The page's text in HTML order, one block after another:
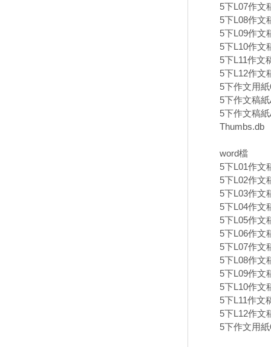
5下L07作文
5下L08作文
5下L09作文
5下L10作文
5下L11作文
5下L12作文
5下作文用
5下作文稿
5下作文稿
Thumbs.db
word檔
5下L01作文
5下L02作文
5下L03作文
5下L04作文
5下L05作文
5下L06作文
5下L07作文
5下L08作文
5下L09作文
5下L10作文
5下L11作文
5下L12作文
5下作文用